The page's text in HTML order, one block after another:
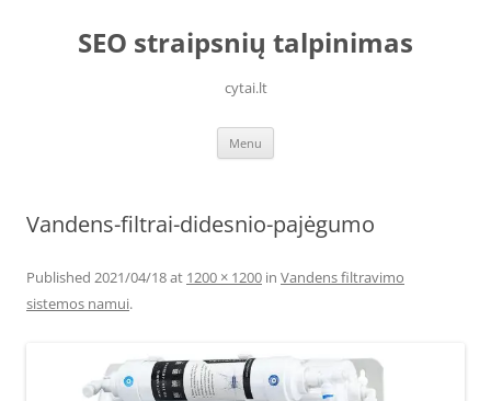
contentSEO straipsnių talpinimas
cytai.lt
Menu
Vandens-filtrai-didesnio-pajėgumo
Published 2021/04/18at 1200 × 1200 in Vandens filtravimo
sistemos namui.